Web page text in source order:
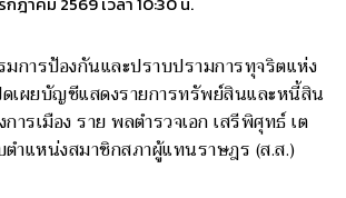
การป้องกันและปราบปรามการทุจริตแห่ง
ดเผยบัญชีแสดงรายการทรัพย์สินและหนี้สิน
ารเมือง ราย พลตำรวจเอก เสรีพิศุทธ์ เต
ำแหน่งสมาชิกสภาผู้แทนราษฎร (ส.ส.)